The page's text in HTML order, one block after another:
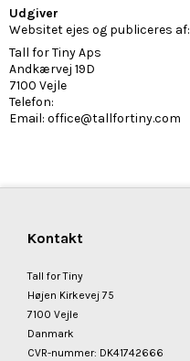
Udgiver
Websitet ejes og publiceres af:
Tall for Tiny Aps
Andkærvej 19D
7100 Vejle
Telefon:
Email: office@tallfortiny.com
Kontakt
Tall for Tiny
Højen Kirkevej 75
7100 Vejle
Danmark
CVR-nummer: DK41742666